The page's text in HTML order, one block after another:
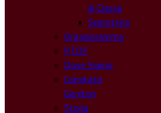
di Classe
Segreteria
Organigramma
PTOF
Dove Siamo
Comitato
Genitori
Storia